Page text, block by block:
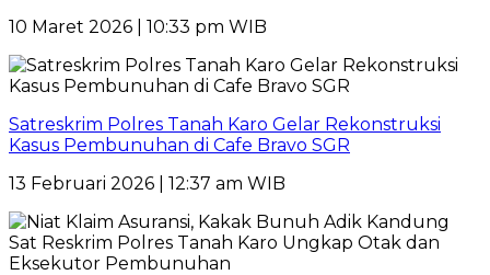
10 Maret 2026 | 10:33 pm WIB
Satreskrim Polres Tanah Karo Gelar Rekonstruksi
Kasus Pembunuhan di Cafe Bravo SGR
13 Februari 2026 | 12:37 am WIB